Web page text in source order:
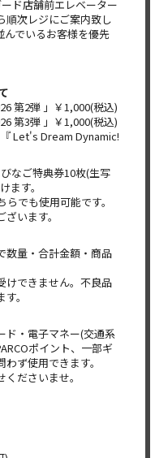
ド店舗前エレベーター
順次レジにご案内致し
んでいるお客様を優先
第2弾 」￥1,000(税込)
第3弾 」￥1,000(税込)
『 Let's Dream Dynamic!
なご特典券10枚(生写
ます。
でも使用可能です。
います。
数量・合計金額・商品
けできません。不良品
。
ド・電子マネー(交通系
ポイント、一部ギ
ず使用できます。
ださいませ。